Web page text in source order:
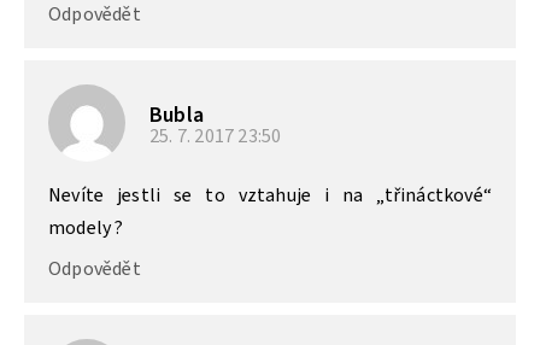
Odpovědět
Bubla
25. 7. 201723:50
Nevíte jestli se to vztahuje i na „třináctkové“
modely ?
Odpovědět